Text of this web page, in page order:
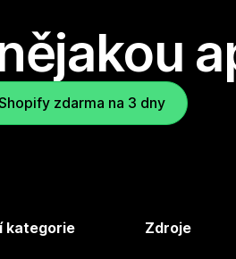
zdarma na 3 dny
kategorie Zdroje